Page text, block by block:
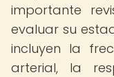
importante
evaluar su
incluyen la
arterial, la